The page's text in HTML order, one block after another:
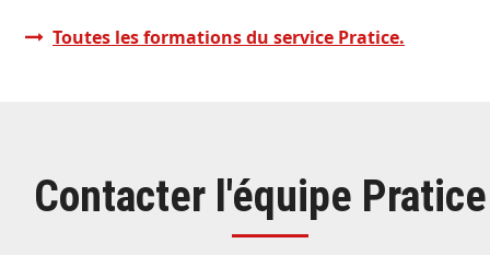
Toutes les formations du service Pratice.
Contacter l'équipe